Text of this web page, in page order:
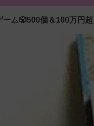
ム🎲500個＆100万円超